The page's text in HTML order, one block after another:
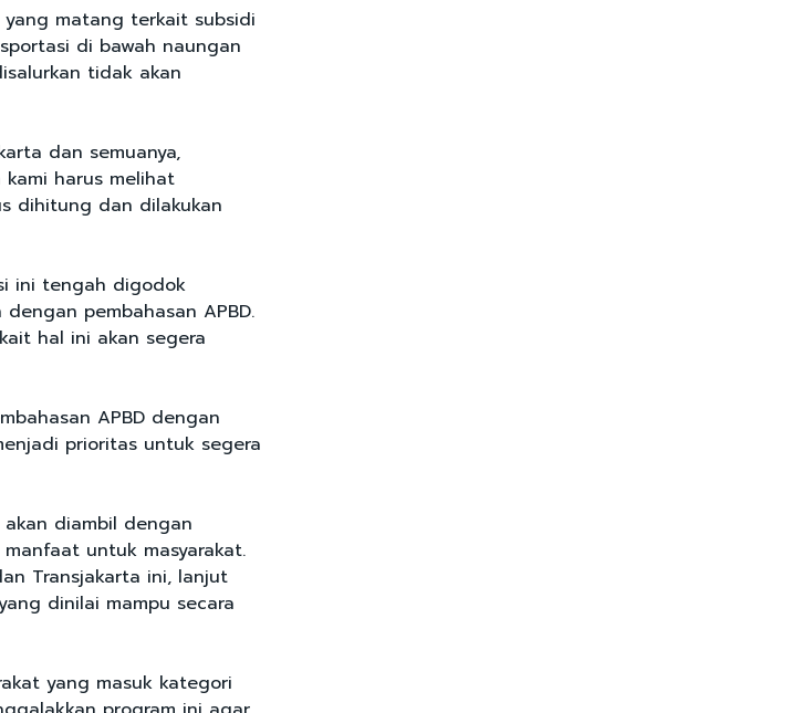
matang terkait subsidi
di bawah naungan
tidak akan
dan semuanya,
harus melihat
dihitung dan dilakukan
ini tengah digodok
dengan pembahasan APBD.
hal ini akan segera
APBD dengan
prioritas untuk segera
diambil dengan
untuk masyarakat.
Transjakarta ini, lanjut
dinilai mampu secara
yang masuk kategori